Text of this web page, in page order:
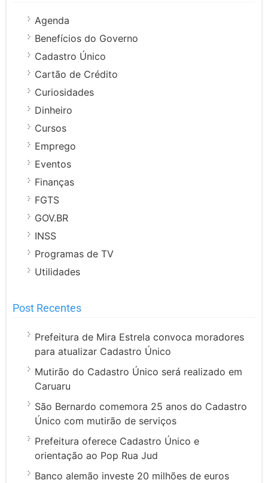
Agenda
Benefícios do Governo
Cadastro Único
Cartão de Crédito
Curiosidades
Dinheiro
Cursos
Emprego
Eventos
Finanças
FGTS
GOV.BR
INSS
Programas de TV
Utilidades
Post Recentes
Prefeitura de Mira Estrela convoca moradores
para atualizar Cadastro Único
Mutirão do Cadastro Único será realizado em
Caruaru
São Bernardo comemora 25 anos do Cadastro
Único com mutirão de serviços
Prefeitura oferece Cadastro Único e
orientação ao Pop Rua Jud
Banco alemão investe 20 milhões de euros